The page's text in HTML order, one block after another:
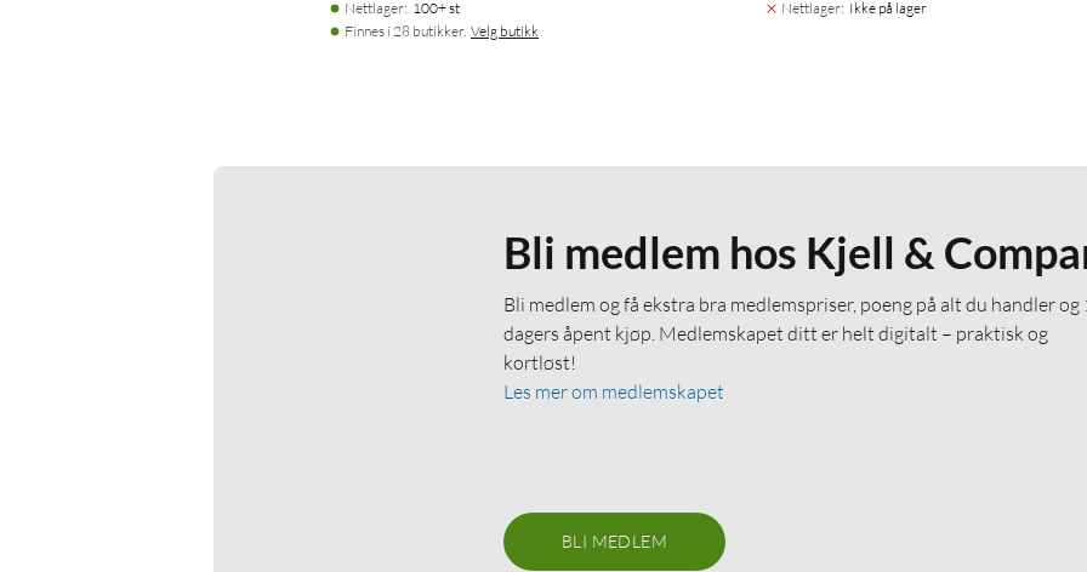
Nettlager: 100+ st
Finnes i 28 butikker. Velg butikk
Nettlager: Ikke på lager
Bli medlem hos Kjell &
Bli medlem og få ekstra bra medlemspriser, poeng på alt du handler og
dagers åpent kjøp. Medlemskapet ditt er helt digitalt – praktisk og
kortløst!
Les mer om medlemskapet
BLI MEDLEM